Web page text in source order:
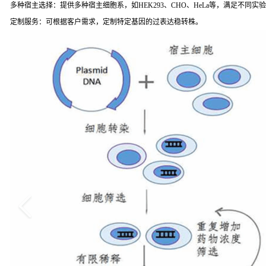
多种宿主选择：提供多种宿主细胞系，如HEK293、CHO、HeLa等，满足不同实
定制服务：可根据客户需求，定制特定基因的过表达稳转株。